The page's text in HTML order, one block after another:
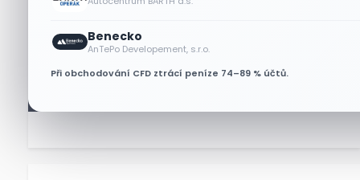
Benecko
AnTePo Developement, s.r.o.
Při obchodování CFD ztrácí peníze 74–89 % účtů.
Lisa Su zlehčuje Muskův
závazek vůči Nvidii. Akcie AMD
po výsledcích klesají